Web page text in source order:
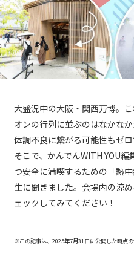
大盛況中の大阪・関西万博。
オンの行列に並ぶのはなかな
体調不良に繋がる可能性もゼロ
そこで、かんでんWITH YOU
つ安全に満喫するための「熱
生に聞きました。会場内の涼
ェックしてみてください！
※この記事は、2025年7月31日に公開した時点の